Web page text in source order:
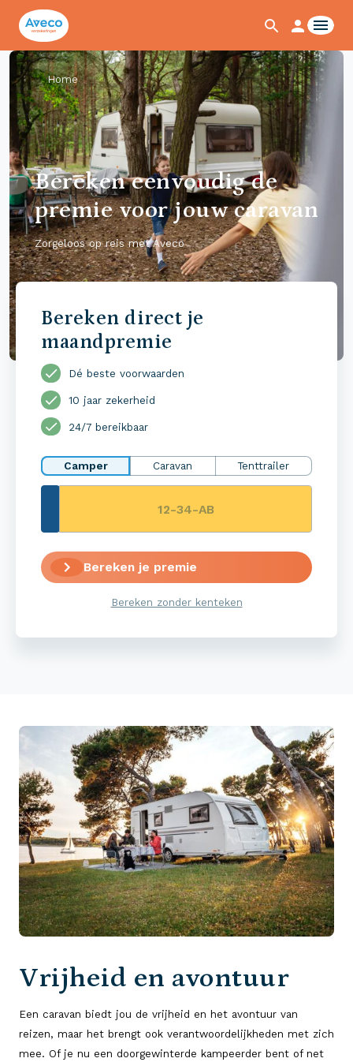
Home
Bereken eenvoudig de
premie voor jouw caravan
Zorgeloos op reis met Aveco
Bereken direct je
maandpremie
Dé beste voorwaarden
10 jaar zekerheid
24/7 bereikbaar
Camper Caravan Tenttrailer
Bereken je premie
Bereken zonder kenteken
Vrijheid en avontuur
Een caravan biedt jou de vrijheid en het avontuur van
reizen, maar het brengt ook verantwoordelijkheden met zich
mee. Of je nu een doorgewinterde kampeerder bent of net